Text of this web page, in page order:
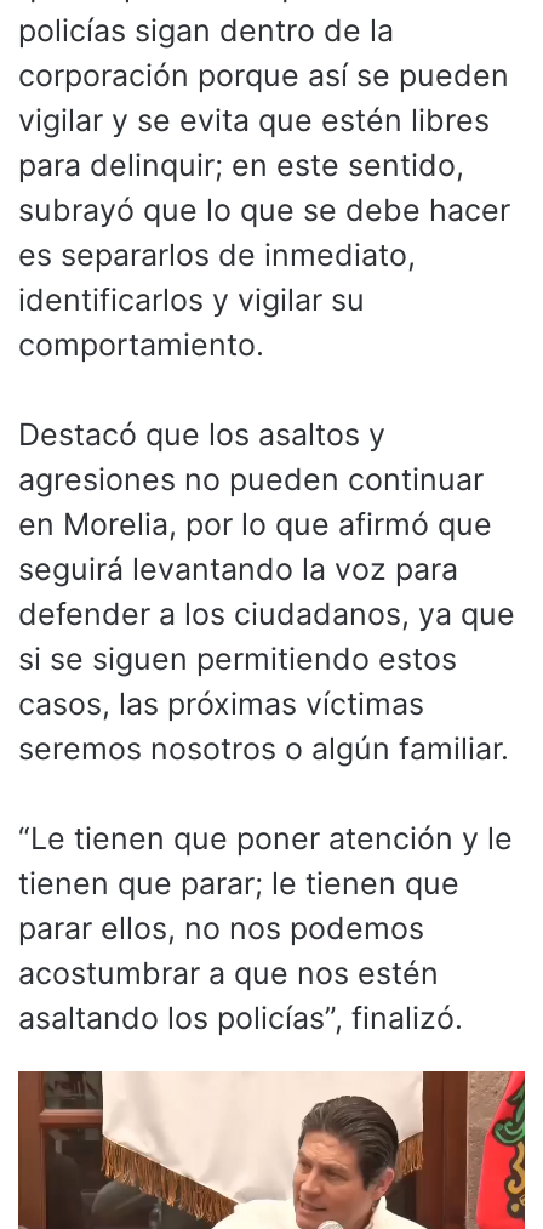
policías sigan dentro de la
corporación porque así se pueden
vigilar y se evita que estén libres
para delinquir; en este sentido,
subrayó que lo que se debe hacer
es separarlos de inmediato,
identificarlos y vigilar su
comportamiento.
Destacó que los asaltos y
agresiones no pueden continuar
en Morelia, por lo que afirmó que
seguirá levantando la voz para
defender a los ciudadanos, ya que
si se siguen permitiendo estos
casos, las próximas víctimas
seremos nosotros o algún familiar.
“Le tienen que poner atención y le
tienen que parar; le tienen que
parar ellos, no nos podemos
acostumbrar a que nos estén
asaltando los policías”, finalizó.